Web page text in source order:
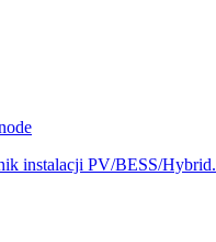
instalacji PV/BESS/Hybrid.